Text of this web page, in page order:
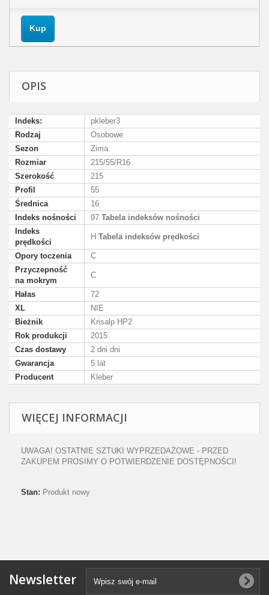
Kup
OPIS
Indeks:
pkleber3
Rodzaj
Osobowe
Sezon
Zima
Rozmiar
215/55/R16
Szerokość
215
Profil
55
Średnica
16
Indeks nośności
97 Tabela indeksów nośności
Indeks
prędkości
H Tabela indeksów prędkości
Opory toczenia
C
Przyczepność
na mokrym
C
Hałas
72
XL
NIE
Bieżnik
Krisalp HP2
Rok produkcji
2015
Czas dostawy
2 dni dni
Gwarancja
5 lat
Producent
Kleber
WIĘCEJ INFORMACJI
UWAGA! OSTATNIE SZTUKI WYPRZEDAŻOWE - PRZED
ZAKUPEM PROSIMY O POTWIERDZENIE DOSTĘPNOŚCI!
Stan: Produkt nowy
Newsletter